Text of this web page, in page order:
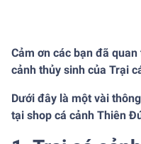
Cảm ơn các bạn đã
cảnh thủy sinh của Trại
Dưới đây là một vài
tại shop cá cảnh Thiên